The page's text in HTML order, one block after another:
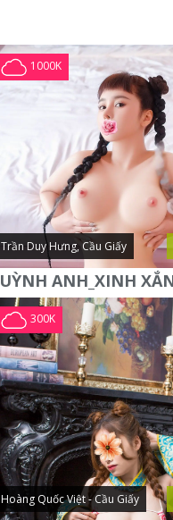
1000K
Trần Duy Hưng, Cầu Giấy
300K
Hoàng Quốc Việt - Cầu Giấy